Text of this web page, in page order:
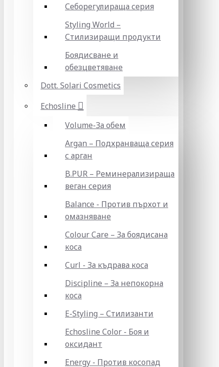
Себорегулираща серия
Styling World –
Стилизиращи продукти
Боядисване и
обезцветяване
Dott. Solari Cosmetics
Echosline
Volume-За обем
Argan – Подхранваща серия
с арган
B.PUR – Реминерализираща
веган серия
Balance - Против пърхот и
омазняване
Colour Care – За боядисана
коса
Curl - За къдрава коса
Discipline – За непокорна
коса
E-Styling – Стилизанти
Echosline Color - Боя и
оксидант
Energy - Против косопад